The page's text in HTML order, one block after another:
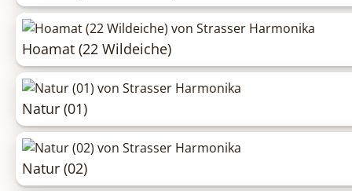
Hoamat (22 Wildeiche)
Natur (01)
Natur (02)